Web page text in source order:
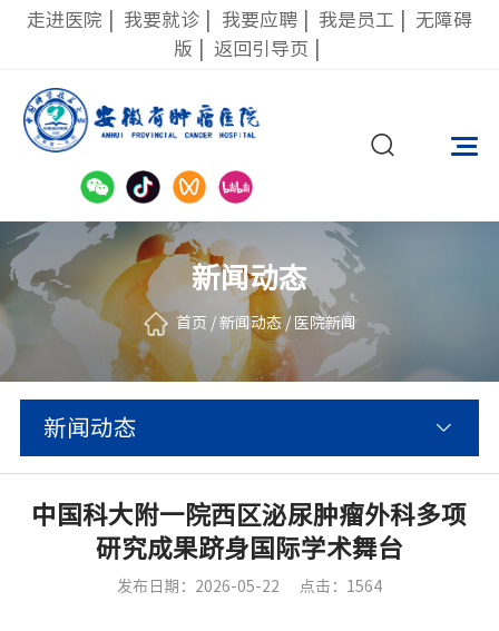
走进医院 我要就诊 我要应聘 我是员工
无障碍
版
返回引导页
新闻动态
首页 /新闻动态 /医院新闻
新闻动态
中国科大附一院西区泌尿肿瘤外科多项
研究成果跻身国际学术舞台
发布日期：2026-05-22 点击：1564